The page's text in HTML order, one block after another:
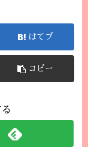
はてブ
コピー